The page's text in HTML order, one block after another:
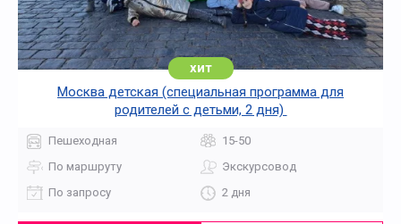
хит
Москва детская (специальная программа для
родителей с детьми, 2 дня)
Пешеходная
15-50
По маршруту
Экскурсовод
По запросу
2 дня